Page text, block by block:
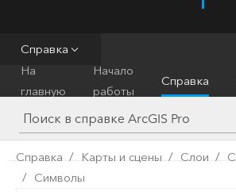
Справка
На
главную
Начало
работы
Справка
Справка Карты и сцены Слои
Символы